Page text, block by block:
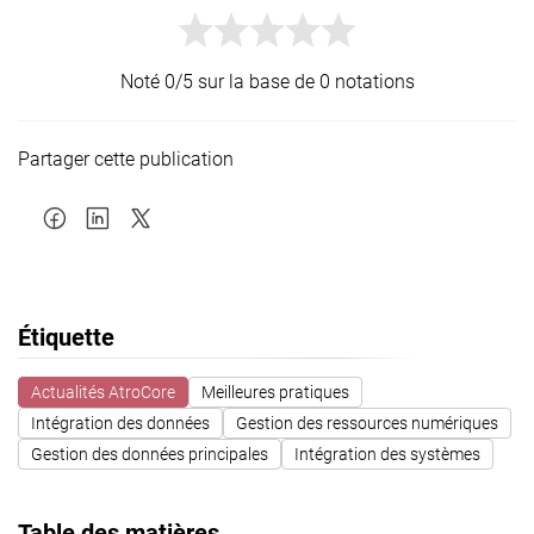
Noté 0/5 sur la base de 0 notations
Partager cette publication
Étiquette
Actualités AtroCore
Meilleures pratiques
Intégration des données
Gestion des ressources numériques
Gestion des données principales
Intégration des systèmes